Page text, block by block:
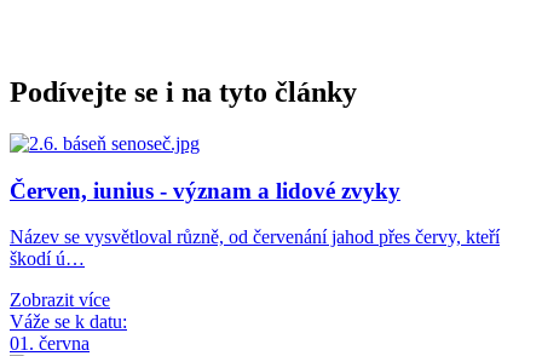
Podívejte se i na tyto články
Červen, iunius - význam a lidové zvyky
Název se vysvětloval různě, od červenání jahod přes červy, kteří
škodí ú…
Zobrazit více
Váže se k datu:
01. června